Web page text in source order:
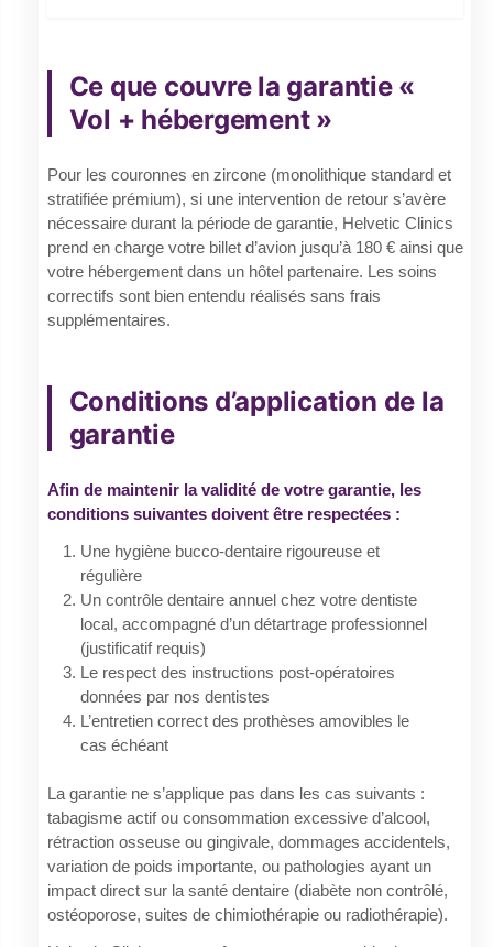
Ce que couvre la garantie «
Vol + hébergement »
Pour les couronnes en zircone (monolithique standard et
stratifiée prémium), si une intervention de retour s’avère
nécessaire durant la période de garantie, Helvetic Clinics
prend en charge votre billet d’avion jusqu’à 180 € ainsi que
votre hébergement dans un hôtel partenaire. Les soins
correctifs sont bien entendu réalisés sans frais
supplémentaires.
Conditions d’application de la
garantie
Afin de maintenir la validité de votre garantie, les
conditions suivantes doivent être respectées :
Une hygiène bucco-dentaire rigoureuse et
régulière
Un contrôle dentaire annuel chez votre dentiste
local, accompagné d’un détartrage professionnel
(justificatif requis)
Le respect des instructions post-opératoires
données par nos dentistes
L’entretien correct des prothèses amovibles le
cas échéant
La garantie ne s’applique pas dans les cas suivants :
tabagisme actif ou consommation excessive d’alcool,
rétraction osseuse ou gingivale, dommages accidentels,
variation de poids importante, ou pathologies ayant un
impact direct sur la santé dentaire (diabète non contrôlé,
ostéoporose, suites de chimiothérapie ou radiothérapie).